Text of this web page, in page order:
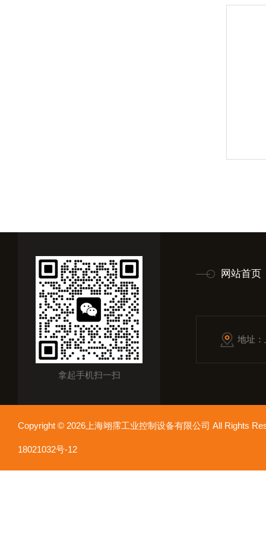
拿起手机扫一扫
网站首页
地址
Copyright © 2026上海翊霈工业控制设备有限公司 All Rights
18021032号-12